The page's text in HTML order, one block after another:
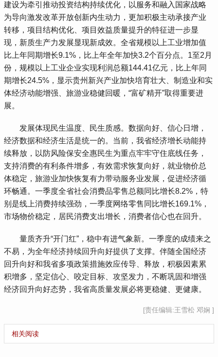
建设为牵引推动投资结构持续优化，以服务和融入国家战略
为导向激发改革开放创新内生动力，更加积极主动承接产业
转移，项目结构优化、项目效益质量提升的特征进一步显
现，新质生产力发展显现新成效。全省规模以上工业增加值
比上年同期增长9.1%，比上年全年加快3.2个百分点。1至2月
份，规模以上工业企业实现利润总额144.41亿元，比上年同
期增长24.5%，显示贵州新兴产业加快培育壮大、制造业和实
体经济动能增强、旅游业稳健回暖，“富矿精开”取得重要进
展。
发展体现民生温度、民生质感。数据向好、信心日增，
经济数据和经济生活是统一的。当前，我省经济增长动能持
续释放，以防风险保安全惠民生为重点牢牢守住底线任务，
支持消费的有利条件增多，有效需求恢复向好，就业物价总
体稳定，旅游业加快恢复有力带动服务业发展，促进经济循
环畅通。一季度全省社会消费品零售总额同比增长8.2%，特
别是线上消费持续强劲，一季度网络零售同比增长169.1%，
市场物价稳定，居民消费支出增长，消费者信心也在回升。
量质齐升“开门红”，稳中有进气象新。一季度的成绩来之
不易，为全年经济持续回升向好提供了支撑。伴随全国经济
回升向好和我省多项政策措施效应传导、释放，积极因素累
积增多，坚定信心、咬定目标、攻坚发力，不断巩固和增强
经济回升向好态势，我省高质量发展必将更稳健、更健康。
[责任编辑:王雪松 邓娴 ]
相关阅读